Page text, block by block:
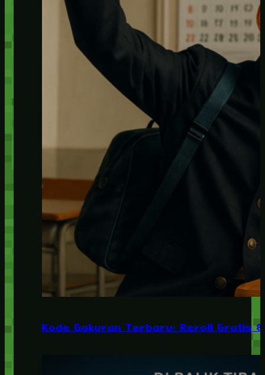
Kode Gakuran Terbaru: Reroll Gratis